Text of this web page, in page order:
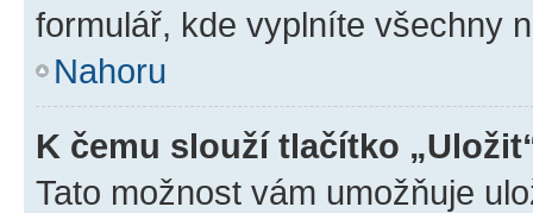
formulář, kde vyplníte všechny
Nahoru
K čemu slouží tlačítko
Tato možnost vám umožňuje